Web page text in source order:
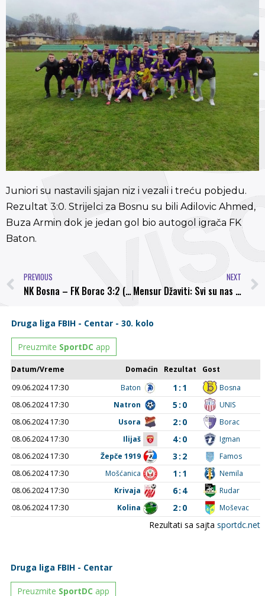
Juniori su nastavili sjajan niz i vezali i treću pobjedu.
Rezultat 3:0. Strijelci za Bosnu su bili Adilovic Ahmed,
Buza Armin dok je jedan gol bio autogol igrača FK
Baton.
PREVIOUS
NK Bosna – FK Borac 3:2 (2:0)
NEXT
Mensur Džaviti: Svi su nas bili otpisali prije početka sezone, sada je sve to već drugačije